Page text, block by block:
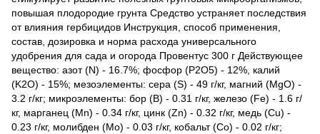
повышая плодородие грунта Средство устраняет последствия
от влияния гербицидов Инструкция, способ применения,
состав, дозировка и норма расхода универсального
удобрения для сада и огорода Провентус 300 г Действующее
вещество: азот (N) - 16.7%; фосфор (P2О5) - 12%, калий
(K2О) - 15%; мезоэлементы: сера (S) - 49 г/кг, магний (MgO) -
3.2 г/кг; микроэлементы: бор (В) - 0.31 г/кг, железо (Fe) - 1.6 г/
кг, марганец (Мn) - 0.34 г/кг, цинк (Zn) - 0.32 г/кг, медь (Cu) -
0.23 г/кг, молибден (Мо) - 0.03 г/кг, кобальт (Со) - 0.02 г/кг;